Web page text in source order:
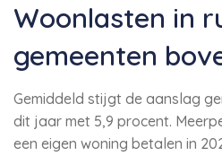
Woonlasten in
gemeenten
Gemiddeld stijgt de aanslag
dit jaar met 5,9 procent.
een eigen woning betalen in